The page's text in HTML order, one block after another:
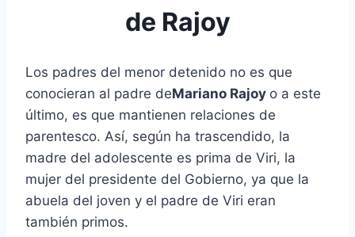
de Rajoy
Los padres del menor detenido no es que
conocieran al padre deMariano Rajoy o a este
último, es que mantienen relaciones de
parentesco. Así, según ha trascendido, la
madre del adolescente es prima de Viri, la
mujer del presidente del Gobierno, ya que la
abuela del joven y el padre de Viri eran
también primos.